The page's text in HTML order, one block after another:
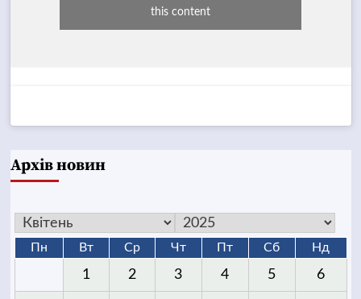
this content
Архів новин
Пн Вт Ср Чт Пт Сб Нд
1 2 3 4 5 6